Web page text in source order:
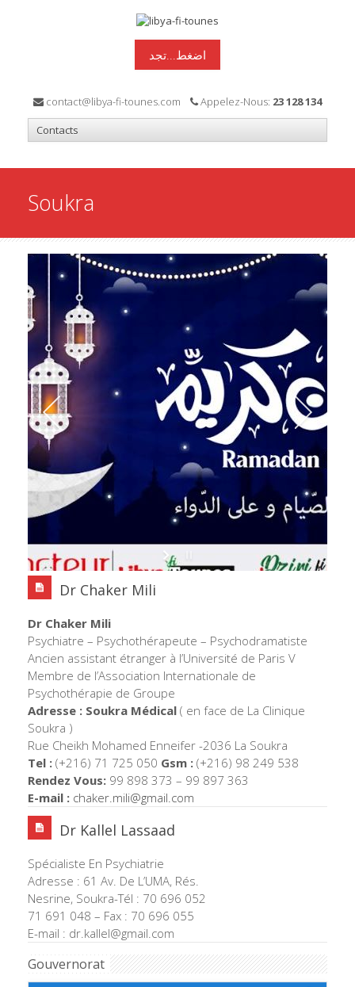
اضغط...تجد
contact@libya-fi-tounes.com Appelez-Nous: 23 128 134
Soukra
Dr Chaker Mili
Dr Chaker Mili
Psychiatre – Psychothérapeute – Psychodramatiste
Ancien assistant étranger à l’Université de Paris V
Membre de l’Association Internationale de
Psychothérapie de Groupe
Adresse : Soukra Médical ( en face de La Clinique
Soukra )
Rue Cheikh Mohamed Enneifer -2036 La Soukra
Tel : (+216) 71 725 050 Gsm : (+216) 98 249 538
Rendez Vous: 99 898 373 – 99 897 363
E-mail : chaker.mili@gmail.com
Dr Kallel Lassaad
Spécialiste En Psychiatrie
Adresse : 61 Av. De L’UMA, Rés.
Nesrine, Soukra-Tél : 70 696 052
71 691 048 – Fax : 70 696 055
E-mail : dr.kallel@gmail.com
Gouvernorat